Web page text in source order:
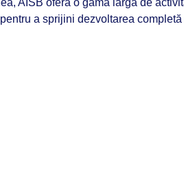
AISB oferă o gamă largă de
a sprijini dezvoltarea